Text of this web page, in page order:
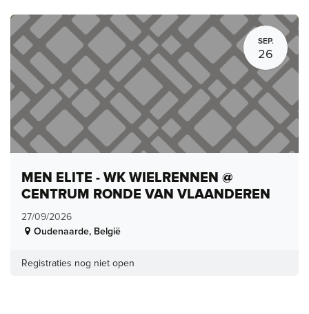
SEP.
26
MEN ELITE - WK WIELRENNEN @
CENTRUM RONDE VAN VLAANDEREN
27/09/2026
Oudenaarde, België
Registraties nog niet open